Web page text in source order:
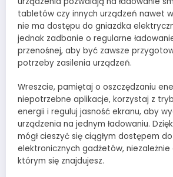
tabletów czy innych urządzeń nawet
nie ma dostępu do gniazdka
jednak zadbanie o regularne
przenośnej, aby być zawsze
potrzeby zasilenia urządzeń.
Wreszcie, pamiętaj o oszczędzaniu
niepotrzebne aplikacje, korzystaj z
energii i reguluj jasność ekranu, aby
urządzenia na jednym ładowaniu.
mógł cieszyć się ciągłym dostępem
elektronicznych gadżetów, niezależnie
którym się znajdujesz.